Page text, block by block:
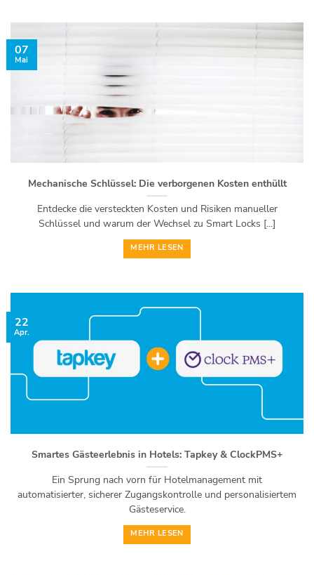
Mechanische Schlüssel: Die verborgenen Kosten enthüllt
Entdecke die versteckten Kosten und Risiken manueller
Schlüssel und warum der Wechsel zu Smart Locks [...]
MEHR LESEN
07
Mai
Smartes Gästeerlebnis in Hotels: Tapkey & ClockPMS+
Ein Sprung nach vorn für Hotelmanagement mit
automatisierter, sicherer Zugangskontrolle und personalisiertem
Gästeservice.
MEHR LESEN
22
Apr.